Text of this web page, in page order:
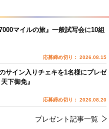
マイルの旅』一般試写会に10組
応募締め切り： 2026.08.15
サイン入りチェキを1名様にプレゼ
下御免』
応募締め切り： 2026.08.20
プレゼント記事一覧